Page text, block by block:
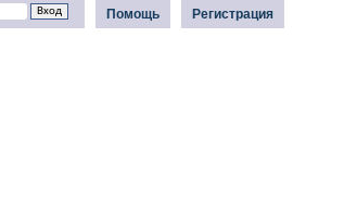
Регистрация
Помощь